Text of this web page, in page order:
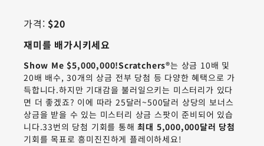
가격: $20
재미를 배가시키세요
Show Me $5,000,000!Scratchers®는 상금 10배 및
20배 배수, 30개의 상금 전부 당첨 등 다양한 혜택으로 가
득합니다.하지만 기대감을 불러일으키는 미스터리가 있다
면 더 좋겠죠? 이에 따라 25달러~500달러 상당의 보너스
상금을 받을 수 있는 미스터리 상금 스팟이 준비되어 있습
니다.33번의 당첨 기회를 통해최대 5,000,000달러 당첨
기회를 목표로 흥미진진하게 플레이하세요!